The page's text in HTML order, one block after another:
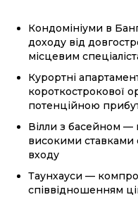
Кондомініуми в
доходу від
місцевим
Курортні
короткострокової
потенційною
Вілли з басейном —
високими
входу
Таунхауси —
співвідношенням